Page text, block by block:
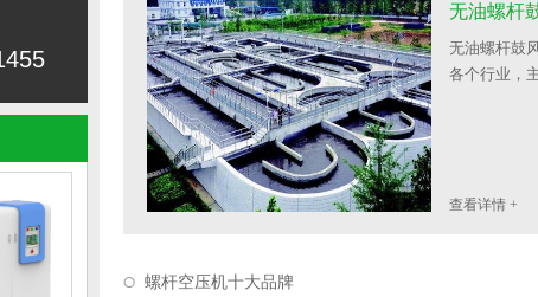
无油螺杆
无油螺杆鼓
各个行业，
查看详情 +
螺杆空压机十大品牌